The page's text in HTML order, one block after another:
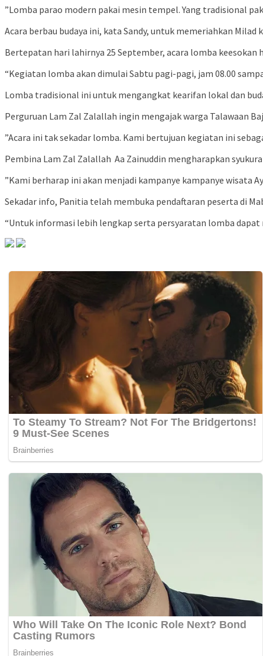
”Lomba parao modern pakai mesin tempel. Yang tradisional
Acara berbau budaya ini, kata Sandy, untuk memeriahkan
Bertepatan hari lahirnya 25 September, acara lomba keesokan
“Kegiatan lomba akan dimulai Sabtu pagi-pagi, jam 08.00
Lomba tradisional ini untuk mengangkat kearifan lokal dan
Perguruan Lam Zal Zalallah ingin mengajak warga Talawaan
”Acara ini tak sekadar lomba. Kami bertujuan kegiatan ini
Pembina Lam Zal Zalallah Aa Zainuddin mengharapkan
”Kami berharap ini akan menjadi kampanye kampanye wisata
Sekadar info, Panitia telah membuka pendaftaran peserta di
“Untuk informasi lebih lengkap serta persyaratan lomba dapat